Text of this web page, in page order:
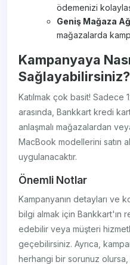
ödemenizi
Geniş Mağaza
mağazalarda
Kampanyaya
Sağlayabilirsiniz?
Katılmak çok basit! Sadece
arasında, Bankkart kredi
anlaşmalı mağazalardan
MacBook modellerini satın
uygulanacaktır.
Önemli Notlar
Kampanyanın detayları ve
bilgi almak için Bankkart'ın
edebilir veya müşteri
geçebilirsiniz. Ayrıca,
herhangi bir sorunuz olursa,